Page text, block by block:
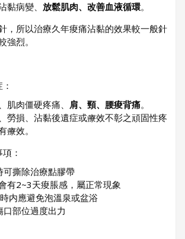
黏病變、 放鬆肌⾁、改善⾎液循環。
，所以治療久年痠痛沾黏的效果較⼀般針
強烈。
肌⾁僵硬疼痛、 肩、頸、腰痠背痛。
勞損、沾黏後遺症或療效不彰之頑固性疼
療效。
：
撕除治療點膠帶
有2~3天痠脹感，屬正常現象
内應避免泡溫泉或盆浴
部位過度出⼒